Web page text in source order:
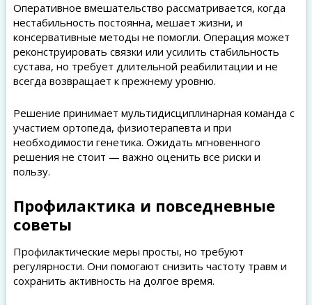
Оперативное вмешательство рассматривается, когда
нестабильность постоянна, мешает жизни, и
консервативные методы не помогли. Операция может
реконструировать связки или усилить стабильность
сустава, но требует длительной реабилитации и не
всегда возвращает к прежнему уровню.
Решение принимает мультидисциплинарная команда с
участием ортопеда, физиотерапевта и при
необходимости генетика. Ожидать мгновенного
решения не стоит — важно оценить все риски и
пользу.
Профилактика и повседневные
советы
Профилактические меры просты, но требуют
регулярности. Они помогают снизить частоту травм и
сохранить активность на долгое время.